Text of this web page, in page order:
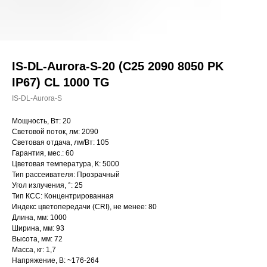
IS-DL-Aurora-S-20 (C25 2090 8050 PK
IP67) CL 1000 TG
IS-DL-Aurora-S
Мощность, Вт: 20
Световой поток, лм: 2090
Световая отдача, лм/Вт: 105
Гарантия, мес.: 60
Цветовая температура, К: 5000
Тип рассеивателя: Прозрачный
Угол излучения, °: 25
Тип КСС: Концентрированная
Индекс цветопередачи (CRI), не менее: 80
Длина, мм: 1000
Ширина, мм: 93
Высота, мм: 72
Масса, кг: 1,7
Напряжение, В: ~176-264